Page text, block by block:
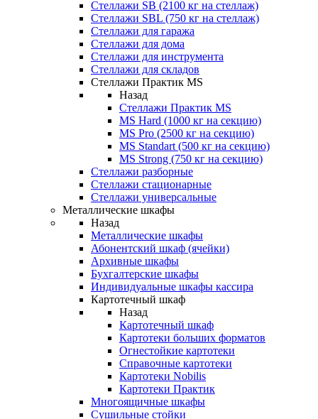
Стеллажи SB (2100 кг на стеллаж)
Стеллажи SBL (750 кг на стеллаж)
Стеллажи для гаража
Стеллажи для дома
Стеллажи для инструмента
Стеллажи для складов
Стеллажи Практик MS
Назад
Стеллажи Практик MS
MS Hard (1000 кг на секцию)
MS Pro (2500 кг на секцию)
MS Standart (500 кг на секцию)
MS Strong (750 кг на секцию)
Стеллажи разборные
Стеллажи стационарные
Стеллажи универсальные
Металлические шкафы
Назад
Металлические шкафы
Абонентский шкаф (ячейки)
Архивные шкафы
Бухгалтерские шкафы
Индивидуальные шкафы кассира
Картотечный шкаф
Назад
Картотечный шкаф
Картотеки больших форматов
Огнестойкие картотеки
Справочные картотеки
Картотеки Nobilis
Картотеки Практик
Многоящичные шкафы
Сушильные стойки